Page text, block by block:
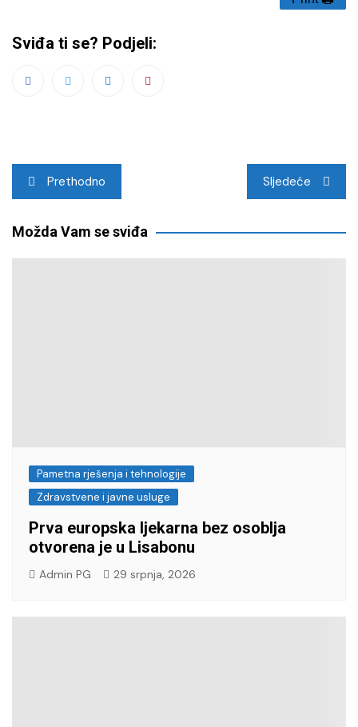
Sviđa ti se? Podjeli:
Navigacija
objava
Prethodno Sljedeće
Možda Vam se sviđa
Pametna rješenja i tehnologije
Zdravstvene i javne usluge
Prva europska ljekarna bez osoblja
otvorena je u Lisabonu
Admin PG 29 srpnja, 2026